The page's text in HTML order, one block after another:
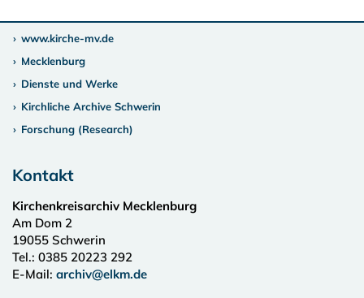
www.kirche-mv.de
Mecklenburg
Dienste und Werke
Kirchliche Archive Schwerin
Forschung (Research)
Kontakt
Kirchenkreisarchiv Mecklenburg
Am Dom 2
19055 Schwerin
Tel.: 0385 20223 292
E-Mail: archiv@elkm.de